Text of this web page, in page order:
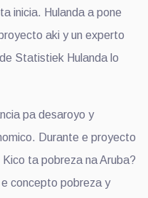
inicia. Hulanda a pone
aki y un experto
Statistiek Hulanda lo
pa desaroyo y
Durante e proyecto
ta pobreza na Aruba?
concepto pobreza y